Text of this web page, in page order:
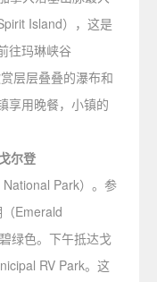
Island），这是
往玛琳峡谷
层层叠叠的瀑布和
享用晚餐，小镇的
尔登
Park）。参
Emerald
绿色。下午抵达戈
RV Park。这